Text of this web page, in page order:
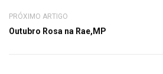
PRÓXIMO ARTIGO
Outubro Rosa na Rae,MP